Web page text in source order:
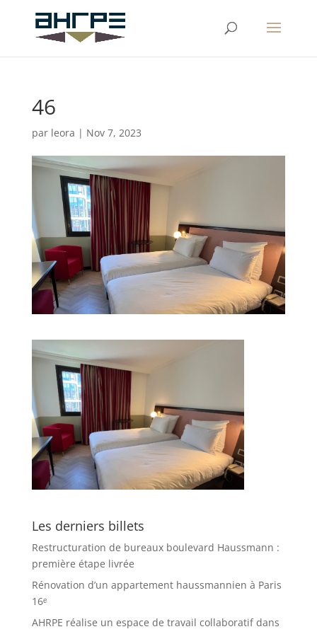
46
par leora | Nov 7, 2023
Les derniers billets
Restructuration de bureaux boulevard Haussmann :
première étape livrée
Rénovation d’un appartement haussmannien à Paris
16ᵉ
AHRPE réalise un espace de travail collaboratif dans